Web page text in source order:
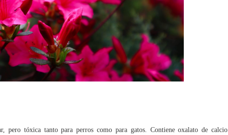
pero tóxica tanto para perros como para gatos. Contiene oxalato de calcio